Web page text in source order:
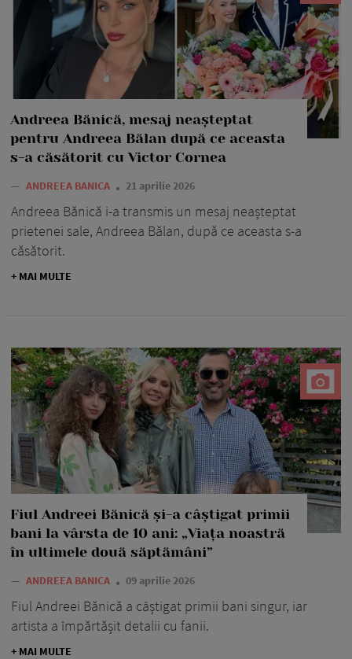
Andreea Bănică, mesaj neașteptat
pentru Andreea Bălan după ce aceasta
s-a căsătorit cu Victor Cornea
— ANDREEA BANICA 21 aprilie 2026
Andreea Bănică i-a transmis un mesaj neașteptat
prietenei sale, Andreea Bălan, după ce aceasta s-a
căsătorit.
+ MAI MULTE
Fiul Andreei Bănică și-a câștigat primii
bani la vârsta de 10 ani: „Viața noastră
în ultimele două săptămâni”
— ANDREEA BANICA 09 aprilie 2026
Fiul Andreei Bănică a câștigat primii bani singur, iar
artista a împărtășit detalii cu fanii.
+ MAI MULTE